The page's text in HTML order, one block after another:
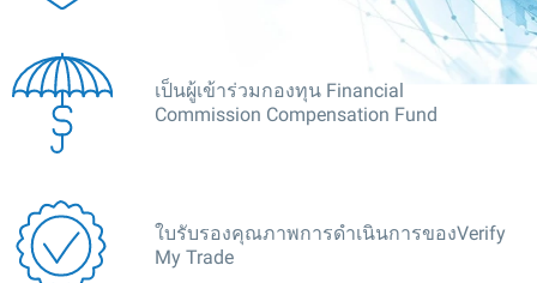
เป็นผู้เข้าร่วมกองทุน Financial
Commission Compensation Fund
ใบรับรองคุณภาพการดำเนินการของVerify
My Trade